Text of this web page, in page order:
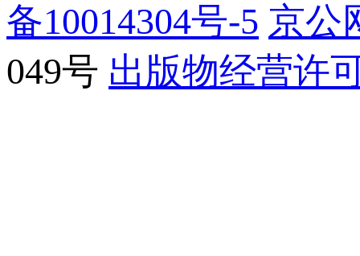
备10014304号-5 京公
049号 出版物经营许